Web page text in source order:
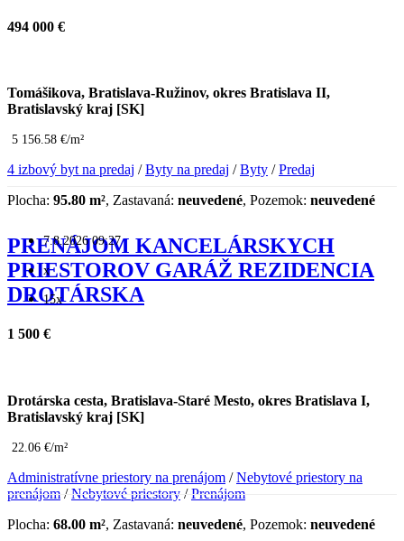
494 000 €
Tomášikova, Bratislava-Ružinov, okres Bratislava II,
Bratislavský kraj [SK]
5 156.58 €/m²
4 izbový byt na predaj /Byty na predaj /Byty /Predaj
Plocha: 95.80 m², Zastavaná: neuvedené, Pozemok: neuvedené
7.8.2026 09:27
x
15x
PRENÁJOM KANCELÁRSKYCH
PRIESTOROV GARÁŽ REZIDENCIA
DROTÁRSKA
1 500 €
Drotárska cesta, Bratislava-Staré Mesto, okres Bratislava I,
Bratislavský kraj [SK]
22.06 €/m²
Administratívne priestory na prenájom /Nebytové priestory na
prenájom /Nebytové priestory /Prenájom
Plocha: 68.00 m², Zastavaná: neuvedené, Pozemok: neuvedené